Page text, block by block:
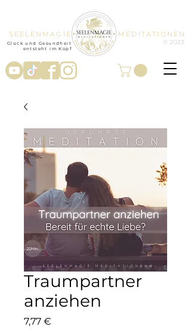
SEELENMAGIE MEDITATIONEN
Glück und Gesundheit
entsteht im Kopf
© 2023
Traumpartner
anziehen
7,77 €